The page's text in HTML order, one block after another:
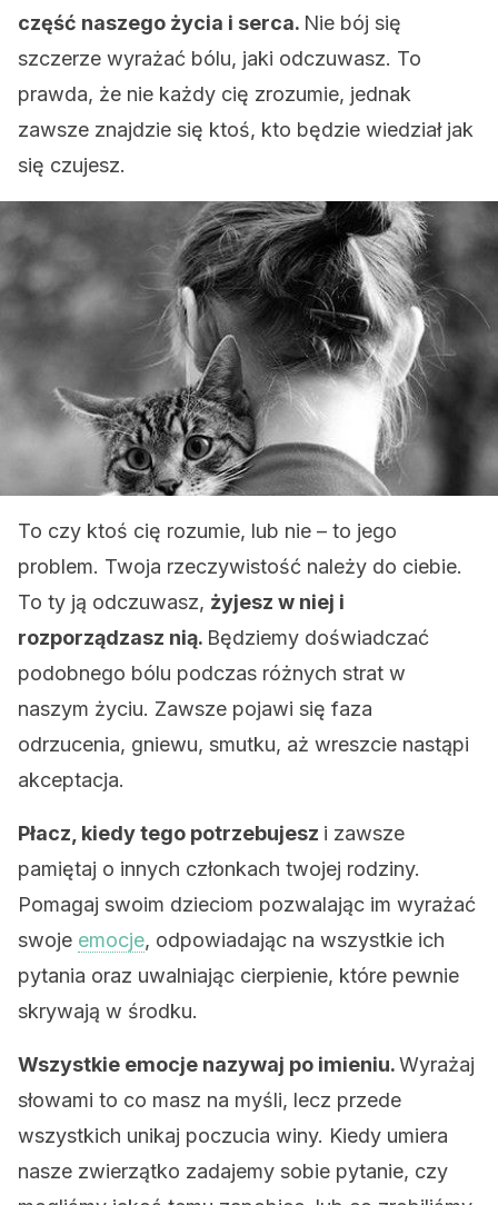
część naszego życia i serca. Nie bój się
szczerze wyrażać bólu, jaki odczuwasz. To
prawda, że nie każdy cię zrozumie, jednak
zawsze znajdzie się ktoś, kto będzie wiedział jak
się czujesz.
To czy ktoś cię rozumie, lub nie – to jego
problem. Twoja rzeczywistość należy do ciebie.
To ty ją odczuwasz, żyjesz w niej i
rozporządzasz nią. Będziemy doświadczać
podobnego bólu podczas różnych strat w
naszym życiu. Zawsze pojawi się faza
odrzucenia, gniewu, smutku, aż wreszcie nastąpi
akceptacja.
Płacz, kiedy tego potrzebujesz i zawsze
pamiętaj o innych członkach twojej rodziny.
Pomagaj swoim dzieciom pozwalając im wyrażać
swoje emocje, odpowiadając na wszystkie ich
pytania oraz uwalniając cierpienie, które pewnie
skrywają w środku.
Wszystkie emocje nazywaj po imieniu.Wyrażaj
słowami to co masz na myśli, lecz przede
wszystkich unikaj poczucia winy. Kiedy umiera
nasze zwierzątko zadajemy sobie pytanie, czy